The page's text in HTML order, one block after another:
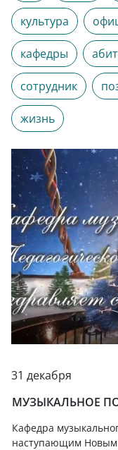
культура
кафедры
сотрудник
жизнь
31 декабря
МУЗЫКАЛЬНОЕ
Кафедра
наступающим Новым